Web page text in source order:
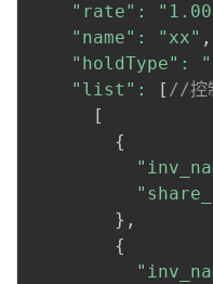
"rate" :
"name" : "xx" ,
"holdType" :
"list" : [ //控
[
{
} ,
{